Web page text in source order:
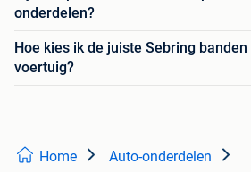
onderdelen?
Hoe kies ik de juiste Sebring
voertuig?
Home Auto-onderdelen